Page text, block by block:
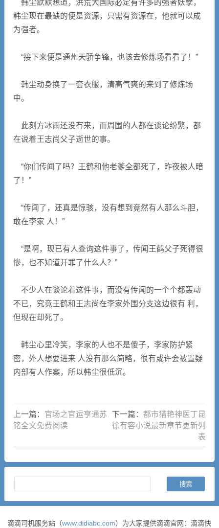
韩尘默默想道，洪荒大国际必定有许多的强者妖孽，
韩尘现在最缺的便是资源，只需有资源在，他就可以成
为强者。
“接下来便是通州天骄争锋，也该去修炼场看看了！”
韩尘动身换了一套衣服，清高气爽的来到了修炼场
中。
此刻方冰雨还没有来，而周围的人都在谈论纷繁，都
在说着王志尚父子逝世的事。
“你们传闻了吗？王鹤和他老爹全都死了，昨夜被人暗
了！”
“传闻了，还真是惊骇，没有想到竟然有人那么斗胆，
敢在李家 人！”
“是啊，现已有人查询这件事了，传闻王鹤父子死得很
惨，也不知道开罪了什么人？”
不少人在谈论着这件事，而没有传闻的一个个都轰动
不已，究竟王鹤和王志尚在李家外围分支这边很有 利，
但现在却死了。
韩尘心里冷笑，李家的人也不是傻子，李家防护紧
密，外人想要进来 人没有那么简略，很有或许会被置疑
内部有人作案，所以韩尘很低沉。
上一篇： 官场之官运亨通苏
铭全文免费阅读
下一篇：都市猎艳神医丁昆
徐有容小说最新章节更新列
表
滴滴司机服务站（www.didiabc.com）为大家提供滴滴官网：滴滴快